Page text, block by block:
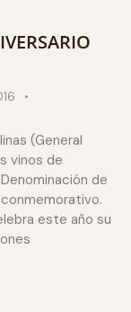
(General
vinos de
de
este año su